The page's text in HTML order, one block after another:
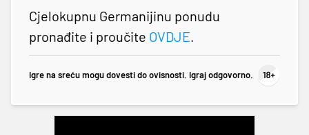
Cjelokupnu Germanijinu ponudu
pronađite i proučite OVDJE.
Igre na sreću mogu dovesti do ovisnosti. Igraj odgovorno.